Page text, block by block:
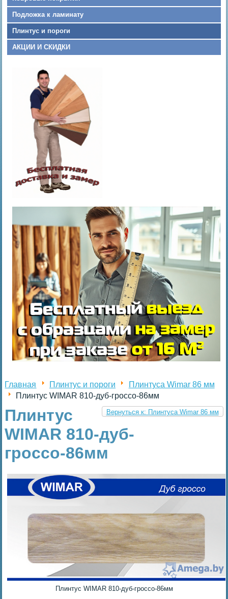
Подложка к ламинату
Плинтус и пороги
АКЦИИ И СКИДКИ
Главная Плинтус и пороги
Плинтуса Wimar 86 мм
Плинтус WIMAR 810-дуб-гроссо-86мм
Вернуться к: Плинтуса Wimar 86 мм
Плинтус
WIMAR 810-дуб-
гроссо-86мм
Плинтус WIMAR 810-дуб-гроссо-86мм